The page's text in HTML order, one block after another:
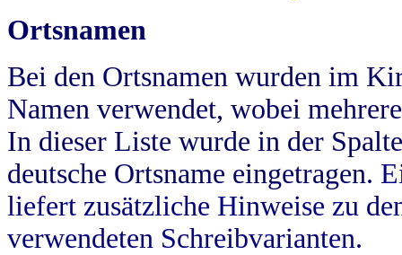
Ortsnamen
Bei den Ortsnamen wurden im
Namen verwendet, wobei
In dieser Liste wurde in der
deutsche Ortsname eingetragen.
liefert zusätzliche Hinweise zu
verwendeten Schreibvarianten.